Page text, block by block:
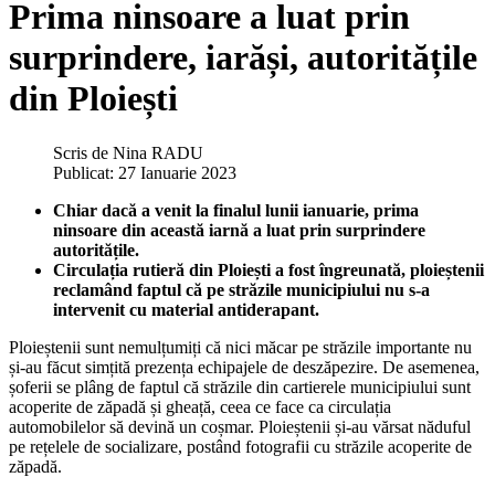
Prima ninsoare a luat prin
surprindere, iarăși, autoritățile
din Ploiești
Scris de Nina RADU
Publicat: 27 Ianuarie 2023
Chiar dacă a venit la finalul lunii ianuarie, prima
ninsoare din această iarnă a luat prin surprindere
autoritățile.
Circulația rutieră din Ploiești a fost îngreunată, ploieștenii
reclamând faptul că pe străzile municipiului nu s-a
intervenit cu material antiderapant.
Ploieștenii sunt nemulțumiți că nici măcar pe străzile importante nu
și-au făcut simțită prezența echipajele de deszăpezire. De asemenea,
șoferii se plâng de faptul că străzile din cartierele municipiului sunt
acoperite de zăpadă și gheață, ceea ce face ca circulația
automobilelor să devină un coșmar. Ploieștenii și-au vărsat năduful
pe rețelele de socializare, postând fotografii cu străzile acoperite de
zăpadă.